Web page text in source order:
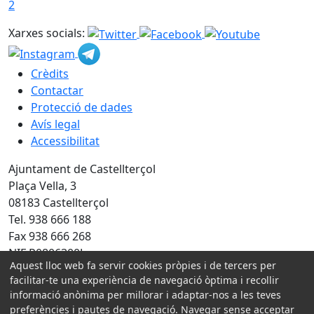
2
Xarxes socials:
Crèdits
Contactar
Protecció de dades
Avís legal
Accessibilitat
Ajuntament de Castellterçol
Plaça Vella, 3
08183 Castellterçol
Tel. 938 666 188
Fax 938 666 268
NIF P0806300J
Amb la col·laboració de:
Aquest lloc web fa servir cookies pròpies i de tercers per
facilitar-te una experiència de navegació òptima i recollir
informació anònima per millorar i adaptar-nos a les teves
preferències i pautes de navegació. Navegar sense acceptar